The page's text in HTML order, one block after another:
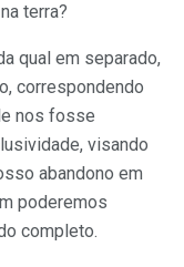
terra?
qual em separado,
cor­respondendo
nos fosse
visando
abandono em
poderemos
com­pleto.